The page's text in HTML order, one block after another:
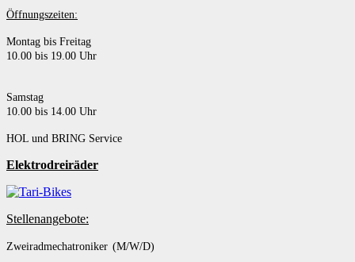
Öffnungszeiten:
Montag bis Freitag
10.00 bis 19.00 Uhr
Samstag
10.00 bis 14.00 Uhr
HOL und BRING Service
Elektrodreiräder
Stellenangebote:
Zweiradmechatroniker (M/W/D)